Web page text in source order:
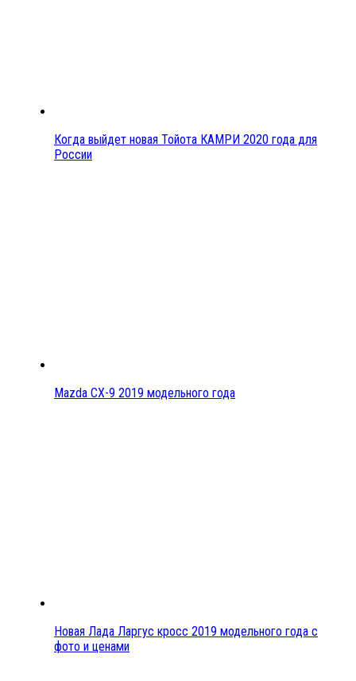
Когда выйдет новая Тойота КАМРИ 2020 года для
России
Mazda CX-9 2019 модельного года
Новая Лада Ларгус кросс 2019 модельного года с
фото и ценами